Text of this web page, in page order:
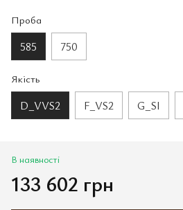
Проба
585 750
Якість
D_VVS2 F_VS2 G_SI
В наявності
133 602 грн